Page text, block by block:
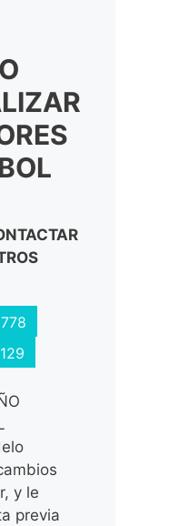
y le
previa